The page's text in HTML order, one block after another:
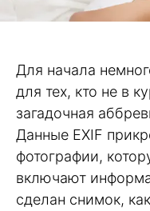
Для начала
для тех, кто не в
загадочная
Данные EXIF
фотографии,
включают
сделан снимок,